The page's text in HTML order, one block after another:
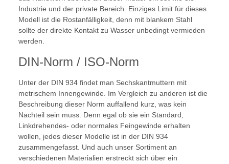
Industrie und der private Bereich. Einziges Limit für dieses
Modell ist die Rostanfälligkeit, denn mit blankem Stahl
sollte der direkte Kontakt zu Wasser unbedingt vermieden
werden.
DIN-Norm / ISO-Norm
Unter der DIN 934 findet man Sechskantmuttern mit
metrischem Innengewinde. Im Vergleich zu anderen ist die
Beschreibung dieser Norm auffallend kurz, was kein
Nachteil sein muss. Denn egal ob sie ein Standard,
Linkdrehendes- oder normales Feingewinde erhalten
wollen, jedes dieser Modelle ist in der DIN 934
zusammengefasst. Und auch unser Sortiment an
verschiedenen Materialien erstreckt sich über ein